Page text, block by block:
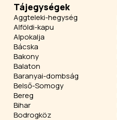
Tájegységek
Aggteleki-hegység
Alföldi-kapu
Alpokalja
Bácska
Bakony
Balaton
Baranyai-dombság
Belső-Somogy
Bereg
Bihar
Bodrogköz